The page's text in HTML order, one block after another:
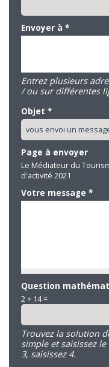
Envoyer à *
Entrez plusieurs
/ ou sur différentes
Objet *
Page à envoyer
Le Médiateur du
d'activité 2021
Votre message *
Question
2 + 14 =
Trouvez la solution
simple et saisissez
3, saisissez 4.